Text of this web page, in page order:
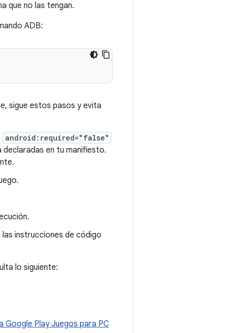
que no las tengan.
ADB:
sigue estos pasos y evita
android:required="false"
declaradas en tu manifiesto.
instrucciones de código
lo siguiente:
Google Play Juegos para PC